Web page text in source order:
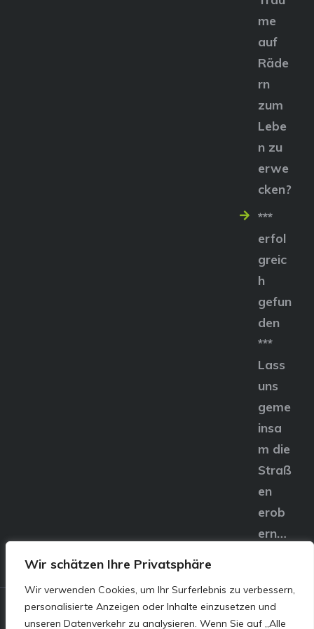
Wir schätzen Ihre Privatsphäre
Wir verwenden Cookies, um Ihr Surferlebnis zu verbessern,
personalisierte Anzeigen oder Inhalte einzusetzen und
unseren Datenverkehr zu analysieren. Wenn Sie auf „Alle
me
auf
Räde
rn
zum
Lebe
n zu
erwe
cken?
***
erfol
greic
h
gefun
den
***
Lass
uns
geme
insa
m die
Straß
en
erob
ern…
© E&S Motors GmbH,